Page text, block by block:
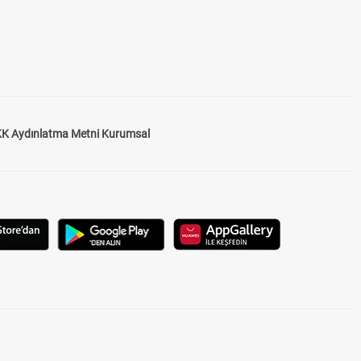
Aydınlatma Metni Kurumsal